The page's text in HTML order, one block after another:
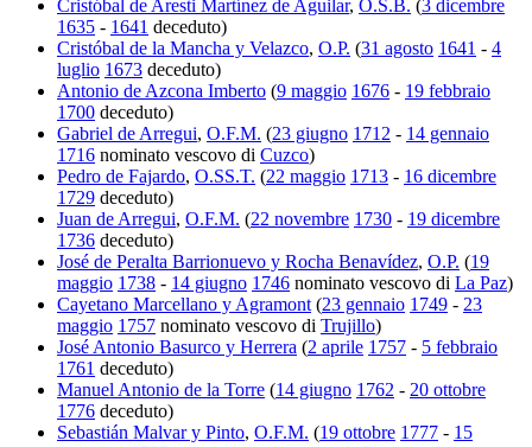
Cristóbal de Aresti Martínez de Aguilar, O.S.B. (3 dicembre
1635 - 1641 deceduto)
Cristóbal de la Mancha y Velazco, O.P. (31 agosto 1641 - 4
luglio 1673 deceduto)
Antonio de Azcona Imberto (9 maggio 1676 - 19 febbraio
1700 deceduto)
Gabriel de Arregui, O.F.M. (23 giugno 1712 - 14 gennaio
1716 nominato vescovo di Cuzco)
Pedro de Fajardo, O.SS.T. (22 maggio 1713 - 16 dicembre
1729 deceduto)
Juan de Arregui, O.F.M. (22 novembre 1730 - 19 dicembre
1736 deceduto)
José de Peralta Barrionuevo y Rocha Benavídez, O.P. (19
maggio 1738 - 14 giugno 1746 nominato vescovo di La Paz)
Cayetano Marcellano y Agramont(23 gennaio 1749 - 23
maggio 1757 nominato vescovo di Trujillo)
José Antonio Basurco y Herrera (2 aprile 1757 - 5 febbraio
1761 deceduto)
Manuel Antonio de la Torre (14 giugno 1762 - 20 ottobre
1776 deceduto)
Sebastián Malvar y Pinto, O.F.M. (19 ottobre 1777 - 15